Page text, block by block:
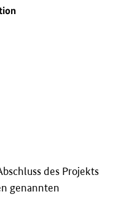
des Projekts
genannten